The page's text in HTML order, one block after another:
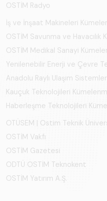
OSTİM Radyo
İş ve İnşaat Makineleri
OSTİM Savunma ve Havacılık
OSTİM Medikal Sanayi
Yenilenebilir Enerji ve Çevre
Anadolu Raylı Ulaşım
Kauçuk Teknolojileri
Haberleşme Teknolojileri
OTÜSEM | Ostim Teknik
OSTİM Vakfı
OSTİM Gazetesi
ODTÜ OSTİM Teknokent
OSTİM Yatırım A.Ş.